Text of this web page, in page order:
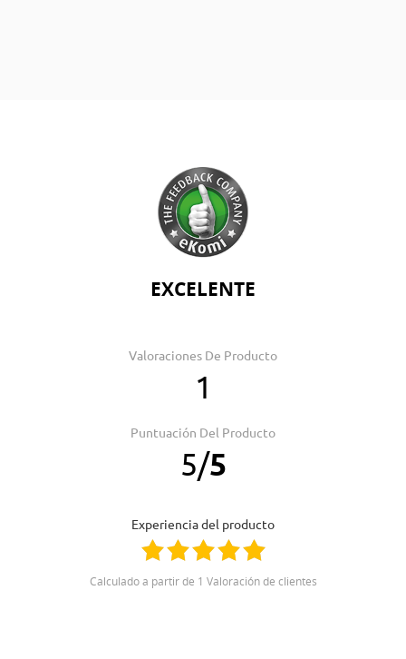
EXCELENTE
Valoraciones De Producto
1
Puntuación Del Producto
5/5
Experiencia del producto
Calculado a partir de 1 Valoración de clientes